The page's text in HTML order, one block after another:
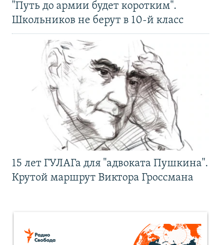
"Путь до армии будет коротким".
Школьников не берут в 10-й класс
15 лет ГУЛАГа для "адвоката Пушкина".
Крутой маршрут Виктора Гроссмана